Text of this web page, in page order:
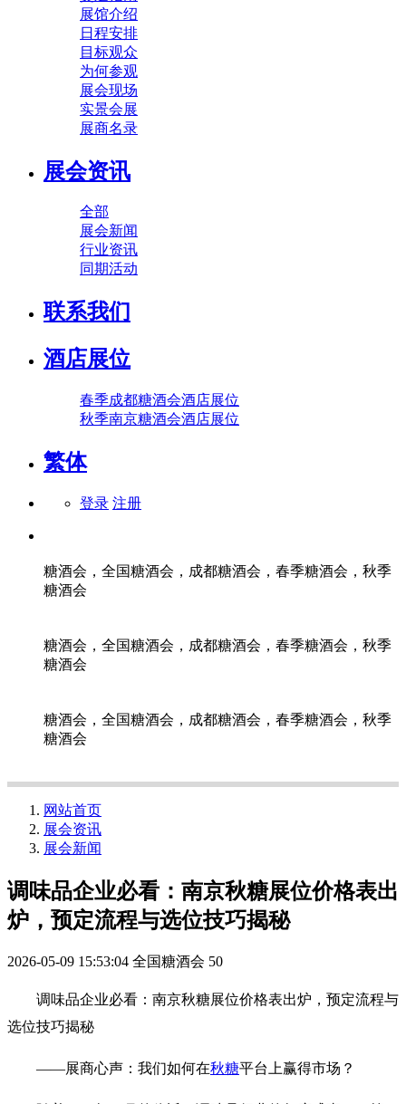
展馆介绍
日程安排
目标观众
为何参观
展会现场
实景会展
展商名录
展会资讯
全部
展会新闻
行业资讯
同期活动
联系我们
酒店展位
春季成都糖酒会酒店展位
秋季南京糖酒会酒店展位
繁体
登录 注册
糖酒会，全国糖酒会，成都糖酒会，春季糖酒会，秋季
糖酒会
糖酒会，全国糖酒会，成都糖酒会，春季糖酒会，秋季
糖酒会
糖酒会，全国糖酒会，成都糖酒会，春季糖酒会，秋季
糖酒会
网站首页
展会资讯
展会新闻
调味品企业必看：南京秋糖展位价格表出
炉，预定流程与选位技巧揭秘
2026-05-09 15:53:04 全国糖酒会 50
调味品企业必看：南京秋糖展位价格表出炉，预定流程与
选位技巧揭秘
——展商心声：我们如何在秋糖平台上赢得市场？